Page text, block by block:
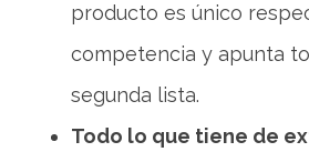
producto es único
competencia y apunta
segunda lista.
Todo lo que tiene de